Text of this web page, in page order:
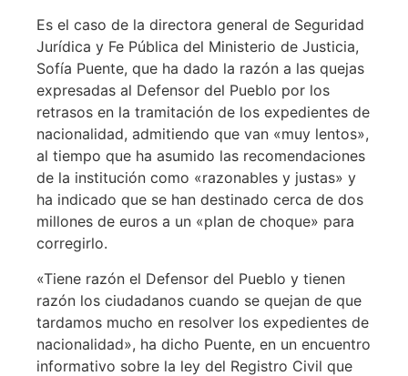
Es el caso de la directora general de Seguridad
Jurídica y Fe Pública del Ministerio de Justicia,
Sofía Puente, que ha dado la razón a las quejas
expresadas al Defensor del Pueblo por los
retrasos en la tramitación de los expedientes de
nacionalidad, admitiendo que van «muy lentos»,
al tiempo que ha asumido las recomendaciones
de la institución como «razonables y justas» y
ha indicado que se han destinado cerca de dos
millones de euros a un «plan de choque» para
corregirlo.
«Tiene razón el Defensor del Pueblo y tienen
razón los ciudadanos cuando se quejan de que
tardamos mucho en resolver los expedientes de
nacionalidad», ha dicho Puente, en un encuentro
informativo sobre la ley del Registro Civil que